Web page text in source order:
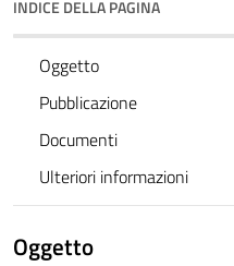
INDICE DELLA PAGINA
Oggetto
Pubblicazione
Documenti
Ulteriori informazioni
Oggetto